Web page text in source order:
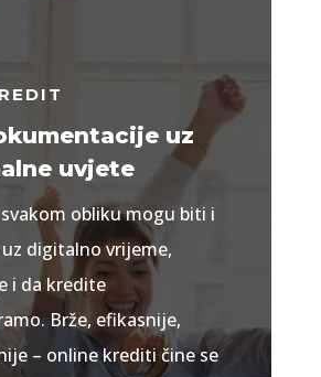
uz
uvjete
obliku mogu biti i
uz digitalno vrijeme,
i da kredite
Brže, efikasnije,
– online krediti čine se